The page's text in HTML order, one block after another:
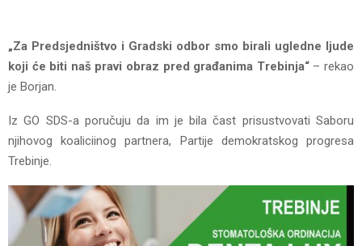
„Za Predsjedništvo i Gradski odbor smo birali ugledne ljude
koji će biti naš pravi obraz pred građanima Trebinja“– rekao
je Borjan.
Iz GO SDS-a poručuju da im je bila čast prisustvovati Saboru
njihovog koaliciinog partnera, Partije demokratskog progresa
Trebinje.